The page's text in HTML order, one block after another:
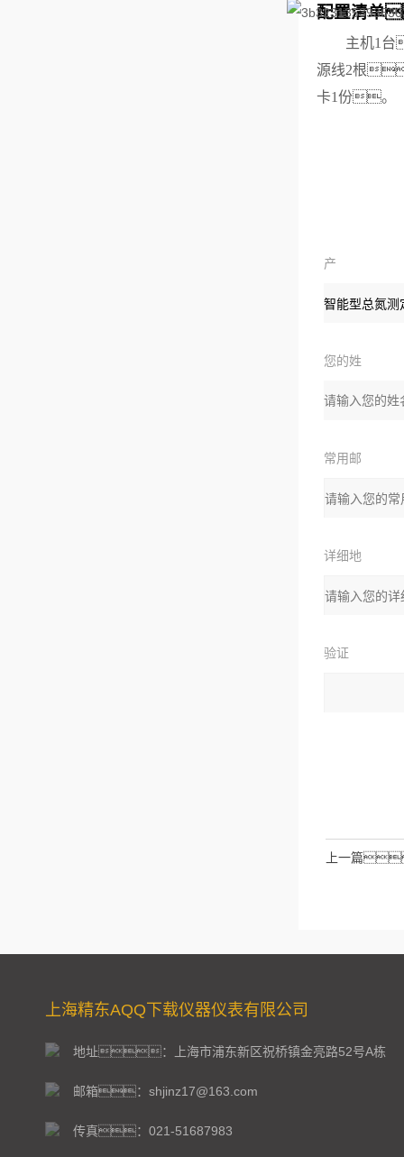
配置清单
主机1
源线2根
卡1份。
产
品：
您的姓
名：
常用邮
箱：
详细地
址：
验证
如：三加
上一篇
上海精东AQQ下载仪器仪表有限公司
地址：上海市浦东新区祝桥镇金亮路52号A栋
邮箱：shjinz17@163.com
传真：021-51687983